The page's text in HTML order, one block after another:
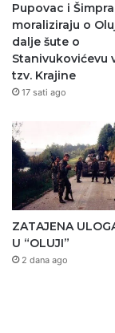
Pupovac i
moraliziraju o
dalje šute o
Stanivukovićevu
tzv. Krajine
17 sati ago
ZATAJENA
U “OLUJI”
2 dana ago